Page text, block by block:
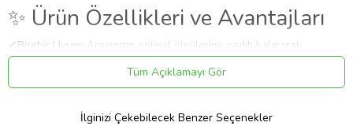
✨ Ürün Özellikleri ve Avantajları
✔Birebir Uyum: Aracınızın orijinal ölçülerine sadık kalınarak
üretilmiştir.
Dayanıklı ve uzun ömürlü malzeme.
Aracınızın ölçülerine uygundur. Montaj işlemi el yatkınlığı
Tüm Açıklamayı Gör
İlginizi Çekebilecek Benzer Seçenekler